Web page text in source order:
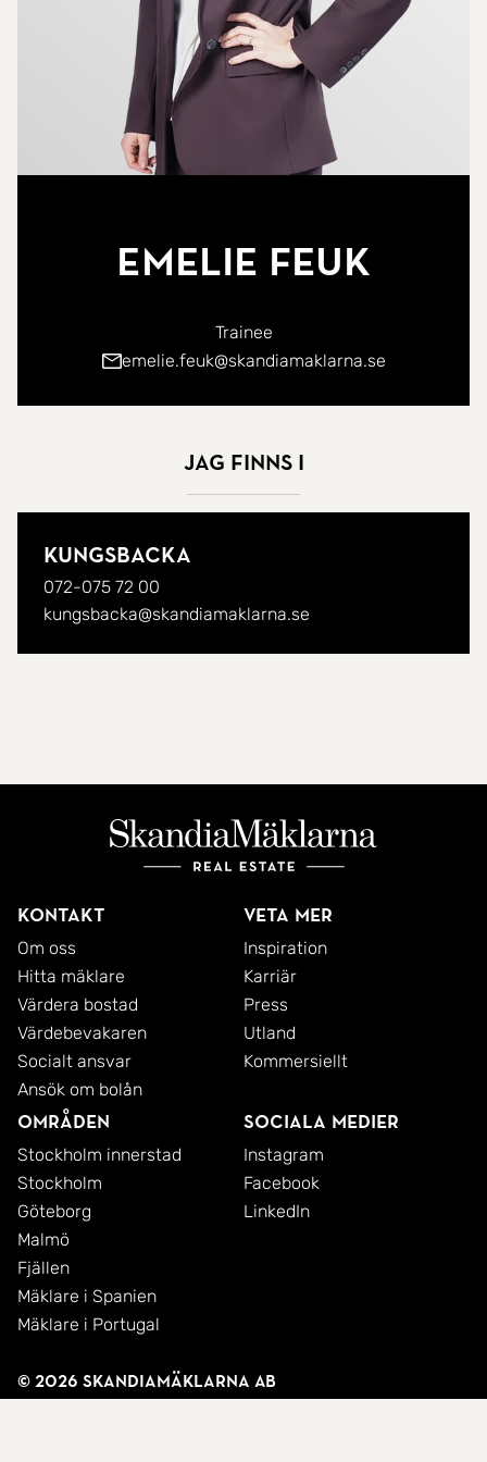
Emelie Feuk
Trainee
emelie.feuk@skandiamaklarna.se
Jag finns i
Kungsbacka
072-075 72 00
kungsbacka@skandiamaklarna.se
Kontakt
Om oss
Hitta mäklare
Värdera bostad
Värdebevakaren
Socialt ansvar
Ansök om bolån
Veta mer
Inspiration
Karriär
Press
Utland
Kommersiellt
Områden
Stockholm innerstad
Stockholm
Göteborg
Malmö
Fjällen
Mäklare i Spanien
Mäklare i Portugal
Sociala medier
Instagram
Facebook
LinkedIn
© 2026 SkandiaMäklarna AB